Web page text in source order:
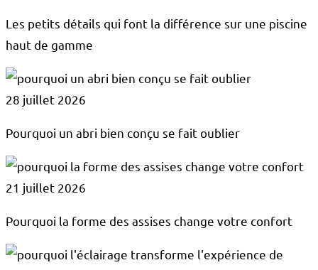
Les petits détails qui font la différence sur une piscine
haut de gamme
28 juillet 2026
Pourquoi un abri bien conçu se fait oublier
21 juillet 2026
Pourquoi la forme des assises change votre confort